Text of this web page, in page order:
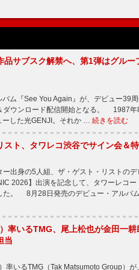
品サブスク解禁へ、第1弾はグルー
ム『See You Again』が、デビュー39
ダウンロード配信開始となる。 1987年
ーした光GENJI。それか … 続きを読む
スト、タワレコ渋谷でサイン会＆
出身の5人組、ザ・ゲスト・リストのデ
2026】出演を記念して、タワーレコ
た。 8月28日発売のデビュー・アルバ
率いるTMG、尾上松也が金田一
当
いるTMG（Tak Matsumoto Group）が